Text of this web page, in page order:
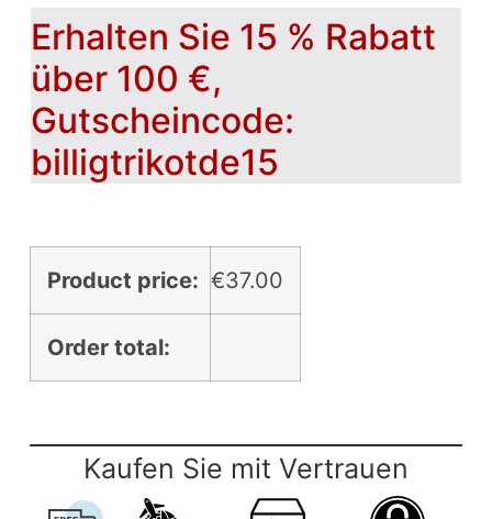
Erhalten Sie 15 % Rabatt
über 100 €,
Gutscheincode:
billigtrikotde15
Product price: €37.00
Order total:
Kaufen Sie mit Vertrauen